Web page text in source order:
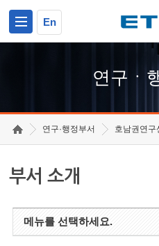
En
연구ㆍ
연구·행정부서 호남권연구
부서 소개
메뉴를 선택하세요.